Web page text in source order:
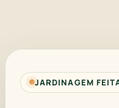
JARDINAGEM